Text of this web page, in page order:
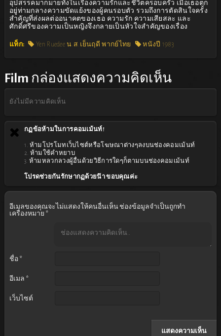
อุปสรรคมากมายทั้งในเรื่องความรักและชีวิตครอบครัว เมื่อเธอตก
อยู่ท่ามกลางความขัดแย้งของผู้คนรอบตัว รวมถึงการตัดสินใจครั้ง
สำคัญที่ส่งผลต่ออนาคตของเธอ ความรัก ความเสียสละ และ
ศักดิ์ศรีของความเป็นหญิงจึงกลายเป็นหัวใจสำคัญของเรื่อง
แท็ก: Yen Ruedee น.ส.เย็นฤดี พากย์ไทย หนังปี 1983
Film กล่องแสดงความคิดเห็น
ยังไม่มีความคิดเห็น
กฏข้อห้ามในการคอมเม้นท์!
1. ห้ามโปรโมทเว็บไซต์หรือโฆษณาต่างๆลงบนช่องคอมเม้นท์
2. ห้ามใช้คำหยาบ
3. ห้ามหลวกลวงผู้อื่นด้วยวิธีการใดๆก็ตามบนช่องคอมเม้นท์
โปรดช่วยกันรักษากฏด้วยน๊า ขอบคุณค่ะ
อีเมลของคุณจะไม่แสดงให้คนอื่นเห็น ช่องข้อมูลจำเป็นถูกทำ
เครื่องหมาย *
ชื่อ *
อีเมล *
เว็บไซต์